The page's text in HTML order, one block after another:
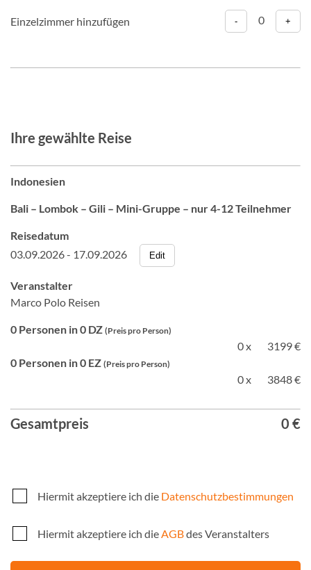
Einzelzimmer hinzufügen - 0 +
Ihre gewählte Reise
Indonesien
Bali – Lombok – Gili – Mini-Gruppe – nur 4-12 Teilnehmer
Reisedatum
03.09.2026 - 17.09.2026
Edit
Veranstalter
Marco Polo Reisen
0 Personen in 0 DZ (Preis pro Person)
0 x
3199 €
0 Personen in 0 EZ (Preis pro Person)
0 x 3848 €
Gesamtpreis 0 €
Hiermit akzeptiere ich die Datenschutzbestimmungen
Hiermit akzeptiere ich dieAGBdes Veranstalters